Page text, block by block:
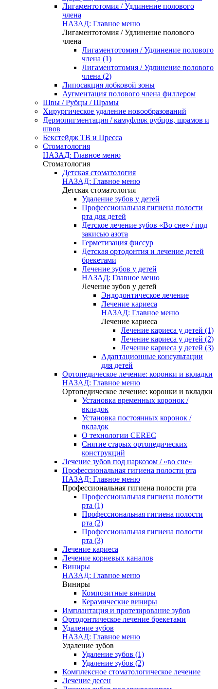
Лигаментотомия / Удлинение полового
члена
НАЗАД: Главное меню
Лигаментотомия / Удлинение полового
члена
Лигаментотомия / Удлинение полового
члена (1)
Лигаментотомия / Удлинение полового
члена (2)
Липосакция лобковой зоны
Аугментация полового члена филлером
Швы / Рубцы / Шрамы
Хирургическое удаление новообразований
Дермопигментация / камуфляж рубцов, шрамов и
швов
Бекстейдж ТВ и Пресса
Стоматология
НАЗАД: Главное меню
Стоматология
Детская стоматология
НАЗАД: Главное меню
Детская стоматология
Удаление зубов у детей
Профессиональная гигиена полости
рта для детей
Детское лечение зубов «Во сне» / под
закисью азота
Герметизация фиссур
Детская ортодонтия и лечение детей
брекетами
Лечение зубов у детей
НАЗАД: Главное меню
Лечение зубов у детей
Эндодонтическое лечение
Лечение кариеса
НАЗАД: Главное меню
Лечение кариеса
Лечение кариеса у детей (1)
Лечение кариеса у детей (2)
Лечение кариеса у детей (3)
Адаптационные консультации
для детей
Ортопедическое лечение: коронки и вкладки
НАЗАД: Главное меню
Ортопедическое лечение: коронки и вкладки
Установка временных коронок /
вкладок
Установка постоянных коронок /
вкладок
О технологии CEREC
Снятие старых ортопедических
конструкций
Лечение зубов под наркозом / «во сне»
Профессиональная гигиена полости рта
НАЗАД: Главное меню
Профессиональная гигиена полости рта
Профессиональная гигиена полости
рта (1)
Профессиональная гигиена полости
рта (2)
Профессиональная гигиена полости
рта (3)
Лечение кариеса
Лечение корневых каналов
Виниры
НАЗАД: Главное меню
Виниры
Композитные виниры
Керамические виниры
Имплантация и протезирование зубов
Ортодонтическое лечение брекетами
Удаление зубов
НАЗАД: Главное меню
Удаление зубов
Удаление зубов (1)
Удаление зубов (2)
Комплексное стоматологическое лечение
Лечение десен